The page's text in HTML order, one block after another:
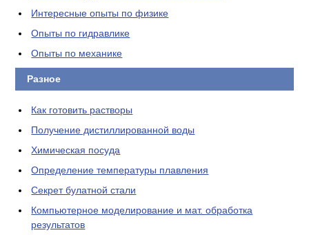
Интересные опыты по физике
Опыты по гидравлике
Опыты по механике
Разное
Как готовить растворы
Получение дистиллированной воды
Химическая посуда
Определение температуры плавления
Секрет булатной стали
Компьютерное моделирование и мат. обработка
результатов